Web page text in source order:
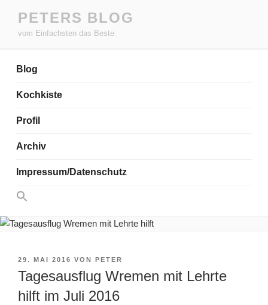
Inhalt
springen
PETERS BLOG
vom Einfachsten das Beste
Blog
Kochkiste
Profil
Archiv
Impressum/Datenschutz
Search
for:
VERÖFFENTLICHT
AM
29. MAI 2016 VON PETER
Tagesausflug Wremen mit Lehrte
hilft im Juli 2016